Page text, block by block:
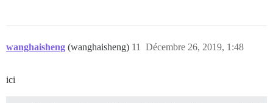
wanghaisheng (wanghaisheng) Décembre 26, 2019, 1:48
11
ici